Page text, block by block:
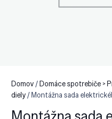
Domov/Domáce spotrebiče >
diely/ Montážna sada